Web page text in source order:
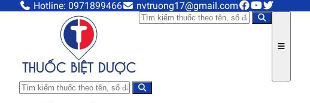
Hotline: 0971899466 nvtruong17@gmail.com